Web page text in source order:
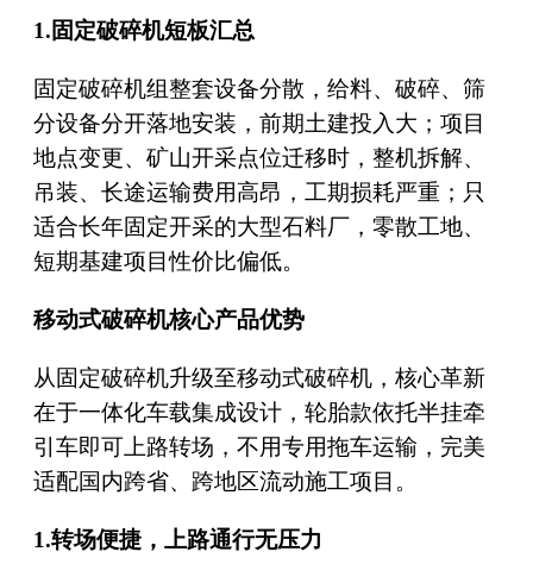
1.固定破碎机短板汇总
固定破碎机组整套设备分散，给料、破碎、筛
分设备分开落地安装，前期土建投入大；项目
地点变更、矿山开采点位迁移时，整机拆解、
吊装、长途运输费用高昂，工期损耗严重；只
适合长年固定开采的大型石料厂，零散工地、
短期基建项目性价比偏低。
移动式破碎机核心产品优势
从固定破碎机升级至移动式破碎机，核心革新
在于一体化车载集成设计，轮胎款依托半挂牵
引车即可上路转场，不用专用拖车运输，完美
适配国内跨省、跨地区流动施工项目。
1.转场便捷，上路通行无压力